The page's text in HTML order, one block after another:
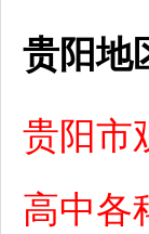
贵阳地
贵阳市
高中各